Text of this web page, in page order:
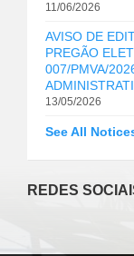
11/06/2026
AVISO DE
PREGÃO
007/PMVA/
13/05/2026
See All
REDES